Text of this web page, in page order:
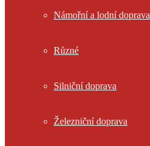
Námořní a lodní doprava
Různé
Silniční doprava
Železniční doprava